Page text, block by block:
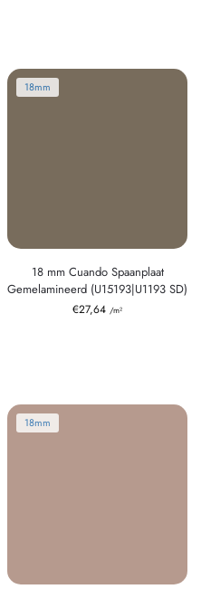
18mm
18 mm Cuando Spaanplaat
Gemelamineerd (U15193|U1193 SD)
€27,64 /m²
18mm